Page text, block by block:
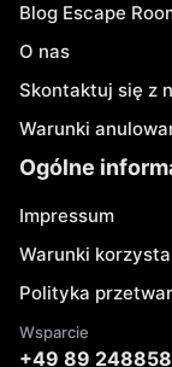
Blog Escape
O nas
Skontaktuj się z
Warunki
Ogólne
Impressum
Warunki
Polityka
Wsparcie
+49 89